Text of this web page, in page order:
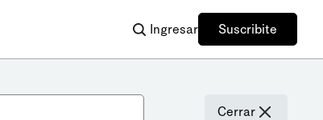
Ingresar Suscribite
Cerrar